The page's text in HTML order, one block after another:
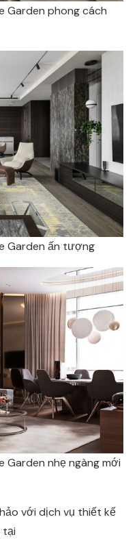
Garden phong cách
Garden ấn tượng
Garden nhẹ ngàng mới
với dịch vụ thiết kế
tại